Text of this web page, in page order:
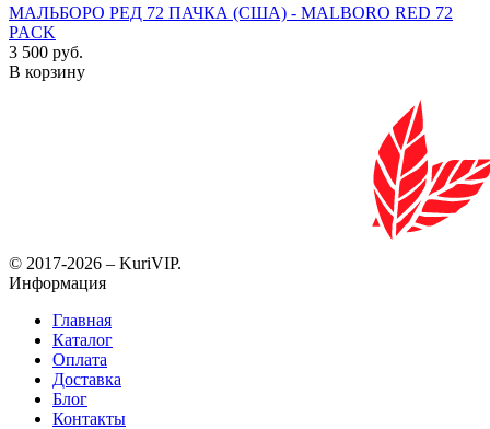
МАЛЬБОРО РЕД 72 ПАЧКА (США) - MALBORO RED 72
PACK
3 500 руб.
В корзину
© 2017-2026 – KuriVIP.
Информация
Главная
Каталог
Оплата
Доставка
Блог
Контакты